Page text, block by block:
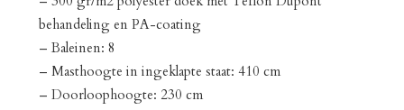
behandeling en PA-coating
– Baleinen: 8
– Masthoogte in ingeklapte staat: 410 cm
– Doorloophoogte: 230 cm